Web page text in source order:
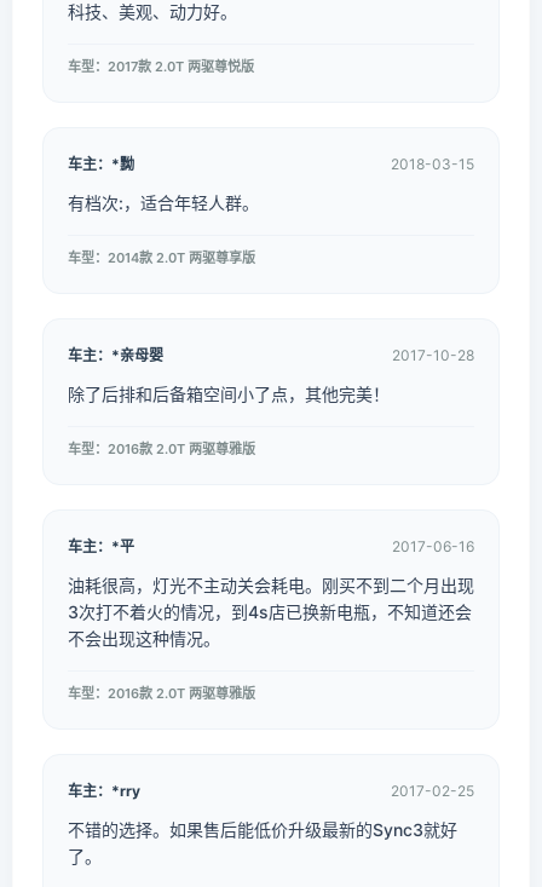
科技、美观、动力好。
车型：2017款 2.0T 两驱尊悦版
车主：*黝 2018-03-15
有档次:，适合年轻人群。
车型：2014款 2.0T 两驱尊享版
车主：*亲母婴 2017-10-28
除了后排和后备箱空间小了点，其他完美！
车型：2016款 2.0T 两驱尊雅版
车主：*平 2017-06-16
油耗很高，灯光不主动关会耗电。刚买不到二个月出现
3次打不着火的情况，到4s店已换新电瓶，不知道还会
不会出现这种情况。
车型：2016款 2.0T 两驱尊雅版
车主：*rry 2017-02-25
不错的选择。如果售后能低价升级最新的Sync3就好
了。